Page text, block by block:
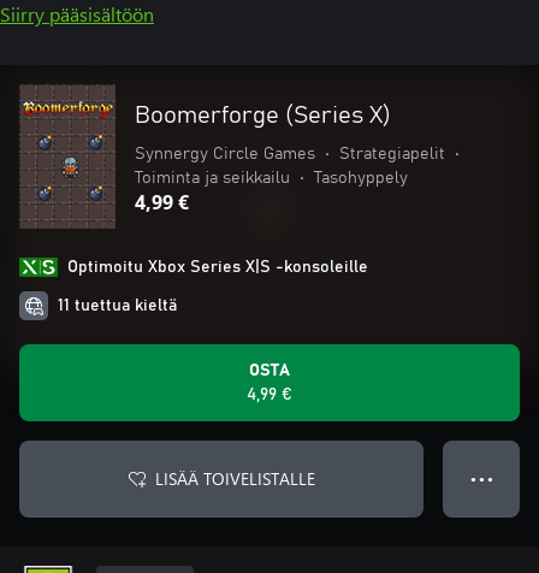
Siirry pääsisältöön
Boomerforge (Series X)
Synnergy Circle Games • Strategiapelit
•
Toiminta ja seikkailu
• Tasohyppely
4,99 €
Optimoitu Xbox Series X|S -konsoleille
11 tuettua kieltä
OSTA
4,99 €
LISÄÄ TOIVELISTALLE ● ● ●